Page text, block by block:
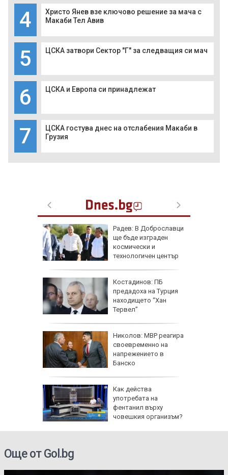
4
Христо Янев взе ключово решение за мача с
Макаби Тел Авив
5 ЦСКА затвори Сектор "Г" за следващия си мач
6 ЦСКА и Европа си принадлежат
7
ЦСКА гостува днес на отслабения Макаби в
Грузия
Радев: В Доброславци
ще бъде изграден
космически и
технологичен център
Костадинов: ПБ
предадоха на Турция
находището “Хан
Тервел”
Николов: МВР реагира
своевременно на
напрежението в
Банско
Как действа
употребата на
фентанил върху
човешкия организъм?
Още от Gol.bg